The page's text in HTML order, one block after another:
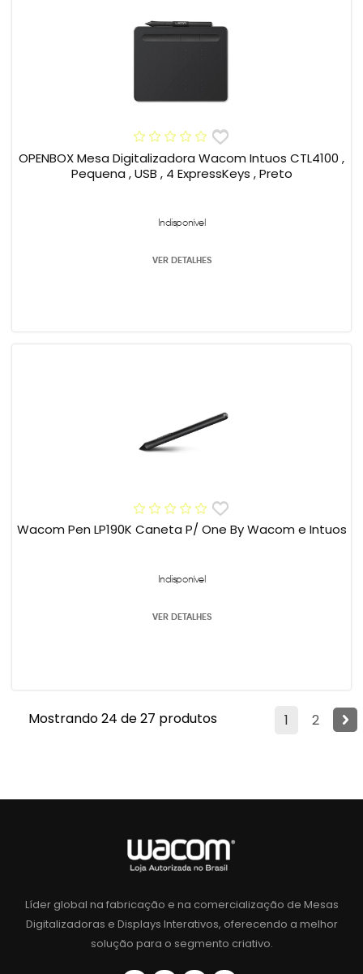
OPENBOX Mesa Digitalizadora Wacom Intuos CTL4100 ,
Pequena , USB , 4 ExpressKeys , Preto
Indisponível
VER DETALHES
Wacom Pen LP190K Caneta P/ One By Wacom e Intuos
Indisponível
VER DETALHES
1 2
Mostrando 24 de 27 produtos
Líder global na fabricação e na comercialização de Mesas
Digitalizadoras e Displays Interativos, oferecendo a melhor
solução para o segmento criativo.